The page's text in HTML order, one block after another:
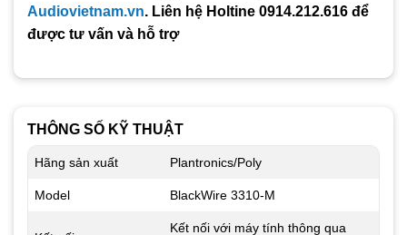
Audiovietnam.vn. Liên hệ Holtine 0914.212.616 để
được tư vấn và hỗ trợ
THÔNG SỐ KỸ THUẬT
Hãng sản xuất Plantronics/Poly
Model BlackWire 3310-M
Kết nối với máy tính thông qua